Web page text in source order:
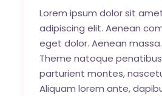
Lorem ipsum dolor sit
adipiscing elit. Aenean
eget dolor. Aenean
Theme natoque
parturient montes,
Aliquam lorem ante,